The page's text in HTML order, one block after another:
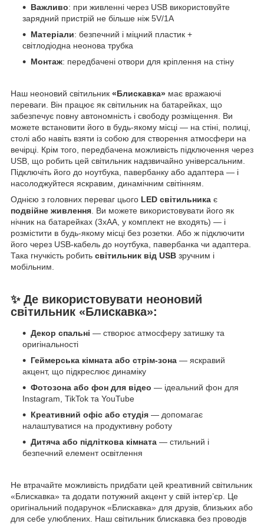
Важливо: при живленні через USB використовуйте
зарядний пристрій не більше ніж 5V/1А
Матеріали: безпечний і міцний пластик +
світлодіодна неонова трубка
Монтаж: передбачені отвори для кріплення на стіну
Наш неоновий світильник «Блискавка» має вражаючі
переваги. Він працює як світильник на батарейках, що
забезпечує повну автономність і свободу розміщення. Ви
можете встановити його в будь-якому місці — на стіні, полиці,
столі або навіть взяти із собою для створення атмосфери на
вечірці. Крім того, передбачена можливість підключення через
USB, що робить цей світильник надзвичайно універсальним.
Підключіть його до ноутбука, павербанку або адаптера — і
насолоджуйтеся яскравим, динамічним світінням.
Однією з головних переваг цього LED світильника є
подвійне живлення . Ви можете використовувати його як
нічник на батарейках (3xAA, у комплект не входять) — і
розмістити в будь-якому місці без розетки. Або ж підключити
його через USB-кабель до ноутбука, павербанка чи адаптера.
Така гнучкість робить світильник від USB зручним і
мобільним.
✨ Де використовувати неоновий
світильник «Блискавка»:
Декор спальні — створює атмосферу затишку та
оригінальності
Геймерська кімната або стрім-зона — яскравий
акцент, що підкреслює динаміку
Фотозона або фон для відео — ідеальний фон для
Instagram, TikTok та YouTube
Креативний офіс або студія — допомагає
налаштуватися на продуктивну роботу
Дитяча або підліткова кімната — стильний і
безпечний елемент освітлення
Не втрачайте можливість придбати цей креативний світильник
«Блискавка» та додати потужний акцент у свій інтер’єр. Це
оригінальний подарунок «Блискавка» для друзів, близьких або
для себе улюблених. Наш світильник блискавка без проводів